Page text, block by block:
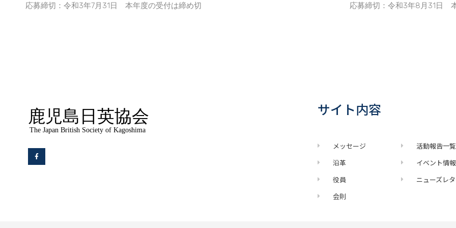
応募締切：令和3年7月31日 本年度の受付は締め切 応募締切：令和3年8月31日
サイト内容
メッセージ
沿革
役員
会則
活動報告一覧
イベント情報
ニューズレ